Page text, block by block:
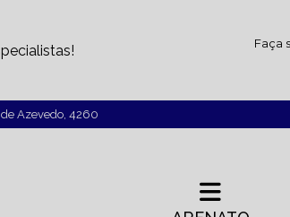
Faça
de Azevedo, 4260